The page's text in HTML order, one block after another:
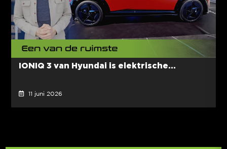
IONIQ 3 van Hyundai is elektrische...
11 juni 2026